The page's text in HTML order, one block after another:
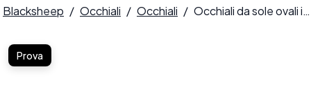
Blacksheep / Occhiali / Occhiali / Occhiali da sole ovali in plastica nera #BS2503-0340
Prova